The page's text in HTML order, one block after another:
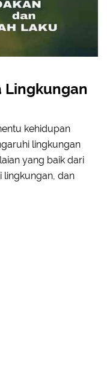
Lingkungan
kehidupan
lingkungan
yang baik dari
lingkungan, dan